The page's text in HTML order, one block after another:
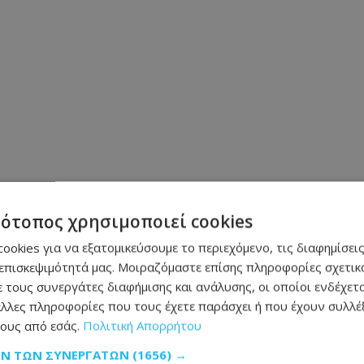
χρησιμοποιεί cookies
για να εξατομικεύσουμε το περιεχόμενο, τις
μας. Μοιραζόμαστε επίσης πληροφορίες
συνεργάτες διαφήμισης και ανάλυσης, οι οποίοι
πληροφορίες που τους έχετε παράσχει ή που έχουν
από εσάς. Πολιτική Απορρήτου
ΤΩΝ ΣΥΝΕΡΓΑΤΏΝ (1656) →